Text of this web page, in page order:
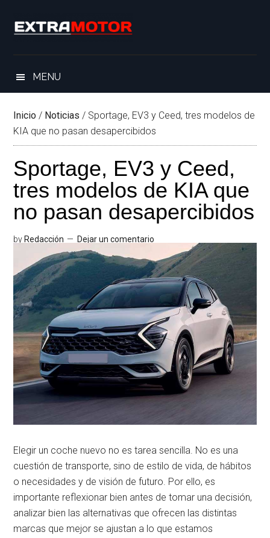
contenido
secondary
MENU
Inicio / Noticias / Sportage, EV3 y Ceed, tres modelos de
KIA que no pasan desapercibidos
Sportage, EV3 y Ceed,
tres modelos de KIA que
no pasan desapercibidos
by Redacción Dejar un comentario
Elegir un coche nuevo no es tarea sencilla. No es una
cuestión de transporte, sino de estilo de vida, de hábitos
o necesidades y de visión de futuro. Por ello, es
importante reflexionar bien antes de tomar una decisión,
analizar bien las alternativas que ofrecen las distintas
marcas que mejor se ajustan a lo que estamos